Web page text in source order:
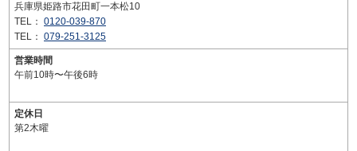
兵庫県姫路市花田町一本松10
TEL： 0120-039-870
TEL： 079-251-3125
営業時間
午前10時〜午後6時
定休日
第2木曜